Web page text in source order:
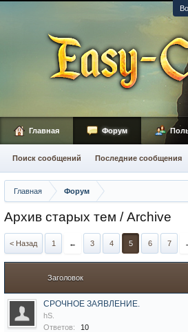
Главная Форум
Архив старых тем / Archive
< Назад 1 ← 3 4 5 6 7
Заголовок
СРОЧНОЕ ЗАЯВЛЕНИЕ.
hS.
Ответов:
10
Главная Форум
Поиск сообщений Последние сообщения